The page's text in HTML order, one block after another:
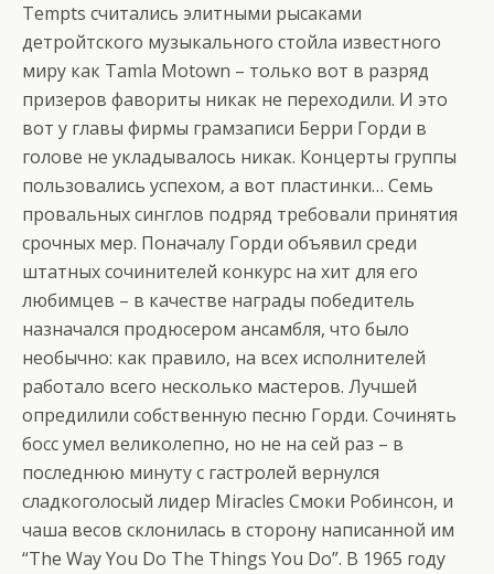
Tempts считались элитными рысаками
детройтского музыкального стойла известного
миру как Tamla Motown – только вот в разряд
призеров фавориты никак не переходили. И это
вот у главы фирмы грамзаписи Берри Горди в
голове не укладывалось никак. Концерты группы
пользовались успехом, а вот пластинки… Семь
провальных синглов подряд требовали принятия
срочных мер. Поначалу Горди объявил среди
штатных сочинителей конкурс на хит для его
любимцев – в качестве награды победитель
назначался продюсером ансамбля, что было
необычно: как правило, на всех исполнителей
работало всего несколько мастеров. Лучшей
опредилили собственную песню Горди. Сочинять
босс умел великолепно, но не на сей раз – в
последнюю минуту с гастролей вернулся
сладкоголосый лидер Miracles Смоки Робинсон, и
чаша весов склонилась в сторону написанной им
“The Way You Do The Things You Do”. В 1965 году